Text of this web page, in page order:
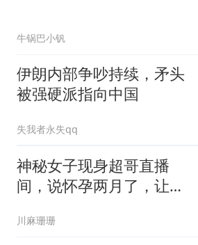
牛锅巴小钒
伊朗内部争吵持续，矛头
被强硬派指向中国
失我者永失qq
神秘女子现身超哥直播
间，说怀孕两月了，让超
川麻珊珊